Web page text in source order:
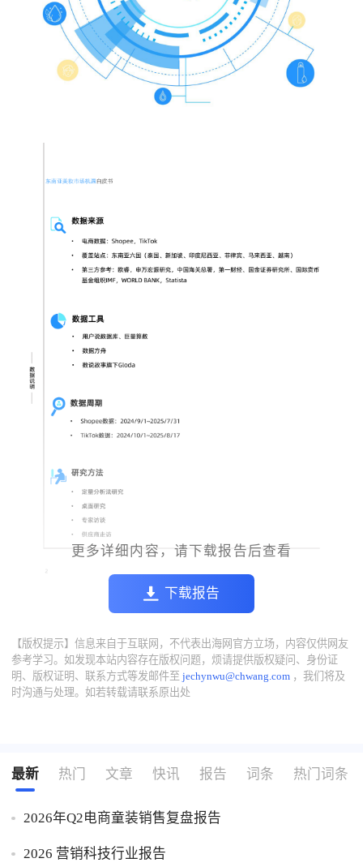
更多详细内容，请下载报告后查看
下载报告
【版权提示】信息来自于互联网，不代表出海网官方立场，内容仅供网友
参考学习。如发现本站内容存在版权问题，烦请提供版权疑问、身份证
明、版权证明、联系方式等发邮件至jechynwu@chwang.com ，我们将及
时沟通与处理。如若转载请联系原出处
最新 热门 文章 快讯 报告 词条 热门词条
2026年Q2电商童装销售复盘报告
2026 营销科技行业报告